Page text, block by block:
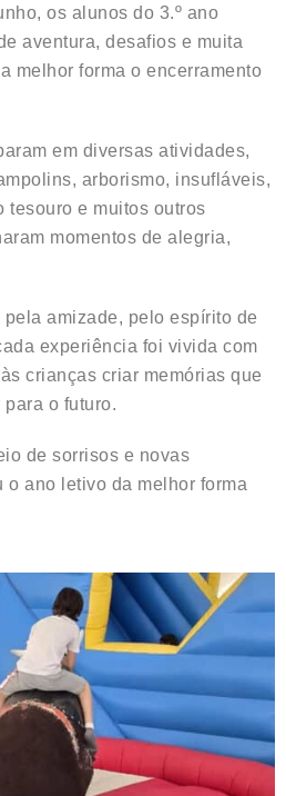
os alunos do 3.º ano
aventura, desafios e muita
melhor forma o encerramento
em diversas atividades,
arborismo, insufláveis,
tesouro e muitos outros
momentos de alegria,
amizade, pelo espírito de
experiência foi vivida com
crianças criar memórias que
o futuro.
de sorrisos e novas
o ano letivo da melhor forma